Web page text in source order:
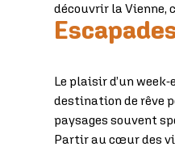
découvrir la Vienne,
Le plaisir d’un
destination de rêve
paysages souvent
Partir au cœur des